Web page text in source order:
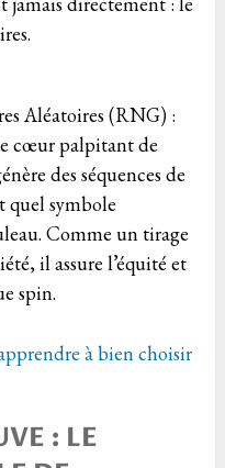
Aléatoires (RNG) :
cœur palpitant de
des séquences de
quel symbole
Comme un tirage
il assure l’équité et
spin.
à bien choisir
: LE